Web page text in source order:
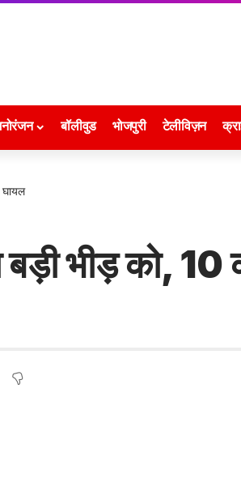
बॉलीवुड भोजपुरी टेलीविज़न
भीड़ को, 10